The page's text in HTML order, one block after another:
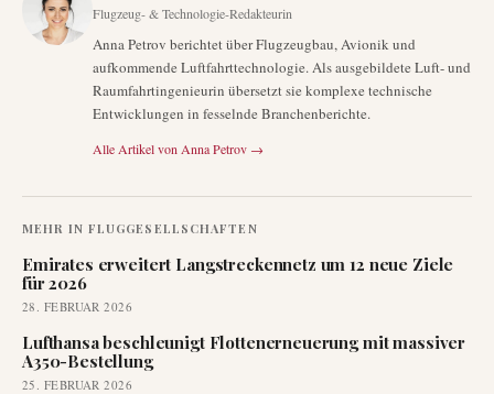
Flugzeug- & Technologie-Redakteurin
Anna Petrov berichtet über Flugzeugbau, Avionik und
aufkommende Luftfahrttechnologie. Als ausgebildete Luft- und
Raumfahrtingenieurin übersetzt sie komplexe technische
Entwicklungen in fesselnde Branchenberichte.
Alle Artikel von Anna Petrov →
MEHR IN FLUGGESELLSCHAFTEN
Emirates erweitert Langstreckennetz um 12 neue Ziele
für 2026
28. FEBRUAR 2026
Lufthansa beschleunigt Flottenerneuerung mit massiver
A350-Bestellung
25. FEBRUAR 2026